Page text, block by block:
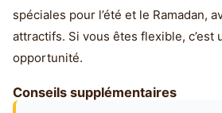
spéciales pour l’été et le Ramadan,
attractifs. Si vous êtes flexible, c’est
opportunité.
Conseils supplémentaires